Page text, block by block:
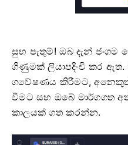
සුභ පැතුම්! ඔබ දැන් ජංගම
ගිණුමක් ලියාපදිංචි කර ඇත.
ගවේෂණය කිරීමට,
වීමට සහ ඔබේ මාර්ගගත
කාලයක් ගත කරන්න.